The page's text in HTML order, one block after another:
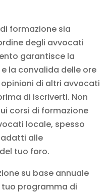
formazione sia
degli avvocati
garantisce la
la convalida delle ore
di altri avvocati
di iscriverti. Non
corsi di formazione
locale, spesso
alle
tuo foro.
su base annuale
tuo programma di